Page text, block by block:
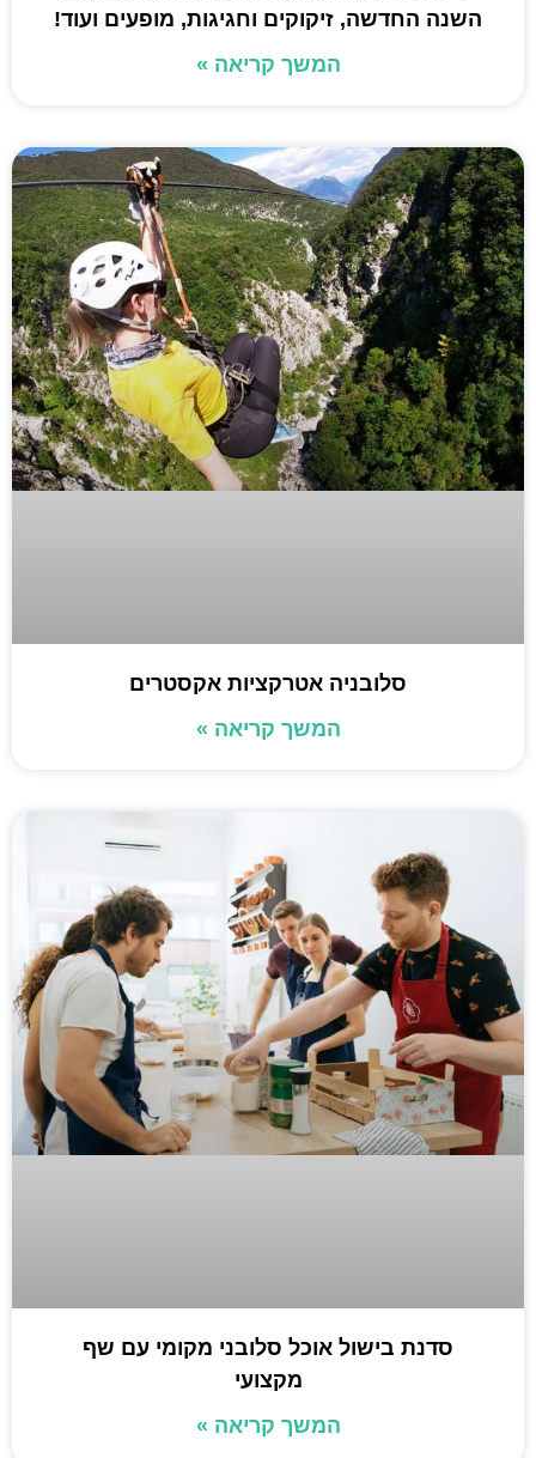
השנה החדשה, זיקוקים וחגיגות, מופעים ועוד!
המשך קריאה »
סלובניה אטרקציות אקסטרים
המשך קריאה »
סדנת בישול אוכל סלובני מקומי עם שף
מקצועי
המשך קריאה »